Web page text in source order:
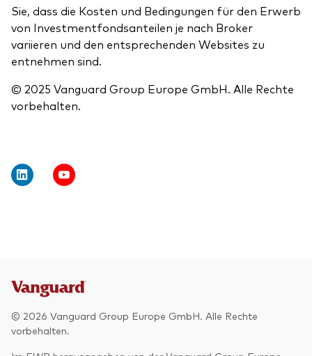
Sie, dass die Kosten und Bedingungen für den Erwerb
von Investmentfondsanteilen je nach Broker
variieren und den entsprechenden Websites zu
entnehmen sind.
© 2025 Vanguard Group Europe GmbH. Alle Rechte
vorbehalten.
© 2026 Vanguard Group Europe GmbH. Alle Rechte
vorbehalten.